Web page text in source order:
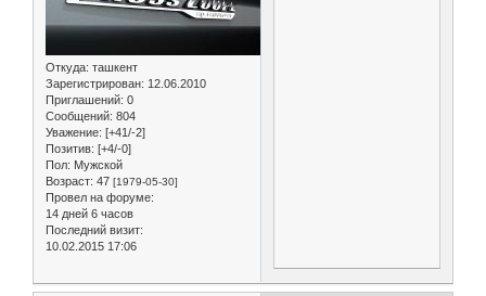
Откуда: ташкент
Зарегистрирован: 12.06.2010
Приглашений: 0
Сообщений: 804
Уважение: [+41/-2]
Позитив: [+4/-0]
Пол: Мужской
Возраст: 47 [1979-05-30]
Провел на форуме:
14 дней 6 часов
Последний визит:
10.02.2015 17:06